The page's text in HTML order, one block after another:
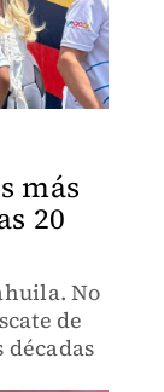
más
20
No
de
décadas